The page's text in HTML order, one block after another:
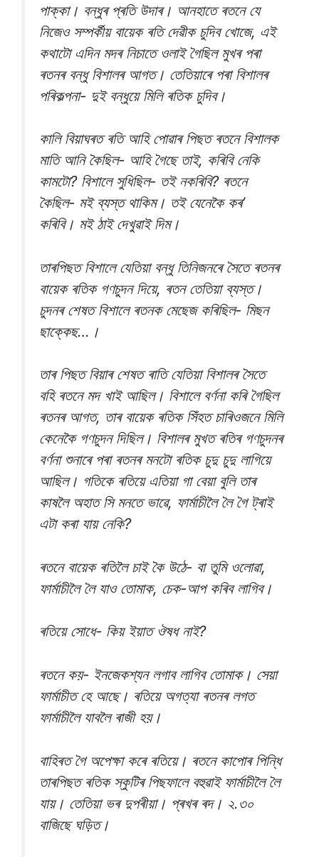
পাক্কা। বন্ধুৰ প্ৰতি উদাৰ। আনহাতে ৰতনে যে
নিজেও সম্পৰ্কীয় বায়েক ৰতি দেৱীক চুদিব খোজে, এই
কথাটো এদিন মদৰ নিচাতে ওলাই গৈছিল মুখৰ পৰা
ৰতনৰ বন্ধু বিশালৰ আগত। তেতিয়াৰে পৰা বিশালৰ
পৰিকল্পনা- দুই বন্ধুয়ে মিলি ৰতিক চুদিব।
কালি বিয়াঘৰত ৰতি আহি পোৱাৰ পিছত ৰতনে বিশালক
মাতি আনি কৈছিল- আহি গৈছে তাই, কৰিবি নেকি
কামটো? বিশালে সুধিছিল- তই নকৰিবি? ৰতনে
কৈছিল- মই ব্যস্ত থাকিম। তই যেনেকৈ কৰ’
কৰিবি। মই ঠাই দেখুৱাই দিম।
তাৰপিছত বিশালে যেতিয়া বন্ধু তিনিজনৰে সৈতে ৰতনৰ
বায়েক ৰতিক গণচুদন দিয়ে, ৰতন তেতিয়া ব্যস্ত।
চুদনৰ শেষত বিশালে ৰতনক মেছেজ কৰিছিল- মিছন
ছাক্কেছ…।
তাৰ পিছত বিয়াৰ শেষত ৰাতি যেতিয়া বিশালৰ সৈতে
বহি ৰতনে মদ খাই আছিল। বিশালে বৰ্ণনা কৰি গৈছিল
ৰতনৰ আগত, তাৰ বায়েক ৰতিক সিঁহত চাৰিওজনে মিলি
কেনেকৈ গণচুদন দিছিল। বিশালৰ মুখত ৰতিৰ গণচুদনৰ
বৰ্ণনা শুনাৰে পৰা ৰতনৰ মনটো ৰতিক চুদু চুদু লাগিয়ে
আছিল। গতিকে ৰতিয়ে এতিয়া গা বেয়া বুলি তাৰ
কাষলৈ অহাত সি মনতে ভাৱে, ফাৰ্মাচীলৈ লৈ গৈ ট্ৰাই
এটা কৰা যায় নেকি?
ৰতনে বায়েক ৰতিলৈ চাই কৈ উঠে- বা তুমি ওলোৱা,
ফাৰ্মাচীলৈ লৈ যাও তোমাক, চেক-আপ কৰিব লাগিব।
ৰতিয়ে সোধে- কিয় ইয়াত ঔষধ নাই?
ৰতনে কয়- ইনজেকশ্যন লগাব লাগিব তোমাক। সেয়া
ফাৰ্মাচীত হে আছে। ৰতিয়ে অগত্যা ৰতনৰ লগত
ফাৰ্মাচীলৈ যাবলৈ ৰাজী হয়।
বাহিৰত গৈ অপেক্ষা কৰে ৰতিয়ে। ৰতনে কাপোৰ পিন্ধি
তাৰপিছত ৰতিক স্কুটিৰ পিছফালে বহুৱাই ফাৰ্মাচীলৈ লৈ
যায়। তেতিয়া ভৰ দুপৰীয়া। প্ৰখৰ ৰদ। ২.৩০
বাজিছে ঘড়িত।